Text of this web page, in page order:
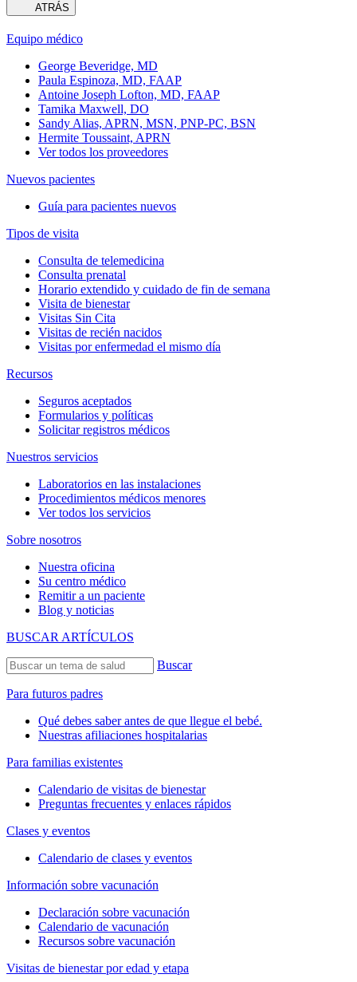
ATRÁS
Equipo médico
George Beveridge, MD
Paula Espinoza, MD, FAAP
Antoine Joseph Lofton, MD, FAAP
Tamika Maxwell, DO
Sandy Alias, APRN, MSN, PNP-PC, BSN
Hermite Toussaint, APRN
Ver todos los proveedores
Nuevos pacientes
Guía para pacientes nuevos
Tipos de visita
Consulta de telemedicina
Consulta prenatal
Horario extendido y cuidado de fin de semana
Visita de bienestar
Visitas Sin Cita
Visitas de recién nacidos
Visitas por enfermedad el mismo día
Recursos
Seguros aceptados
Formularios y políticas
Solicitar registros médicos
Nuestros servicios
Laboratorios en las instalaciones
Procedimientos médicos menores
Ver todos los servicios
Sobre nosotros
Nuestra oficina
Su centro médico
Remitir a un paciente
Blog y noticias
BUSCAR ARTÍCULOS
Buscar
Para futuros padres
Qué debes saber antes de que llegue el bebé.
Nuestras afiliaciones hospitalarias
Para familias existentes
Calendario de visitas de bienestar
Preguntas frecuentes y enlaces rápidos
Clases y eventos
Calendario de clases y eventos
Información sobre vacunación
Declaración sobre vacunación
Calendario de vacunación
Recursos sobre vacunación
Visitas de bienestar por edad y etapa